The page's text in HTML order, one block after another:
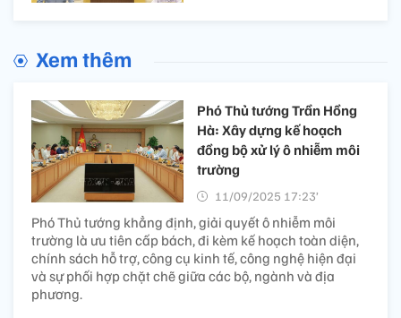
Xem thêm
Phó Thủ tướng Trần Hồng
Hà: Xây dựng kế hoạch
đồng bộ xử lý ô nhiễm môi
trường
11/09/2025 17:23’
Phó Thủ tướng khẳng định, giải quyết ô nhiễm môi
trường là ưu tiên cấp bách, đi kèm kế hoạch toàn diện,
chính sách hỗ trợ, công cụ kinh tế, công nghệ hiện đại
và sự phối hợp chặt chẽ giữa các bộ, ngành và địa
phương.